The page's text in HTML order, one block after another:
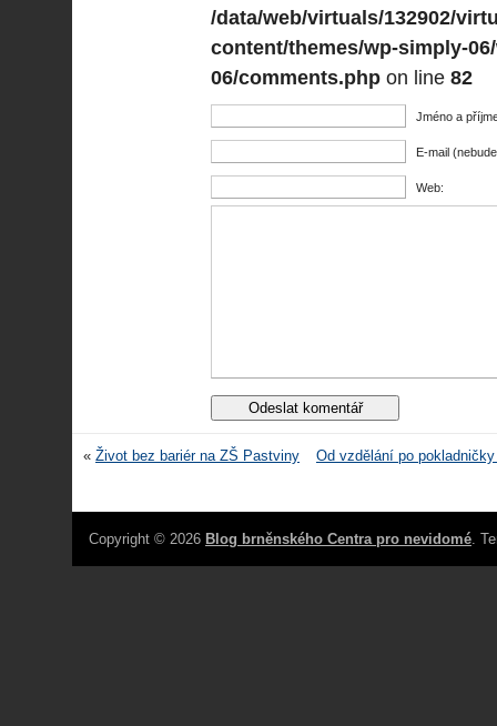
/data/web/virtuals/132902/
content/themes/wp-simply-
06/comments.php on line 82
Jméno a
E-mail
Web:
« Život bez bariér na ZŠ Pastviny Od vzdělání po
Copyright © 2026 Blog brněnského Centra pro nevidomé.